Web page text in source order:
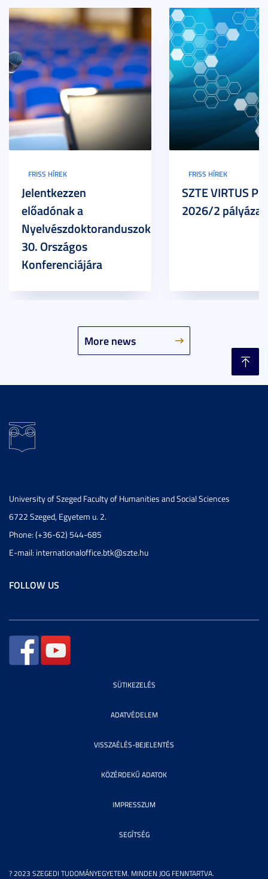
More news
FRISS HÍREK
Jelentkezzen
előadónak a
Nyelvészdoktoranduszok
30. Országos
Konferenciájára
FRISS HÍREK
SZTE VIRTUS
2026/2
University of Szeged Faculty of Humanities and Social Sciences
6722 Szeged, Egyetem u. 2.
Phone: (+36-62) 544-685
E-mail: internationaloffice.btk@szte.hu
FOLLOW US
? 2023 SZEGEDI TUDOMÁNYEGYETEM. MINDEN JOG FENNTARTVA.
SÜTIKEZELÉS
ADATVÉDELEM
VISSZAÉLÉS-BEJELENTÉS
KÖZÉRDEKŰ ADATOK
IMPRESSZUM
SEGÍTSÉG